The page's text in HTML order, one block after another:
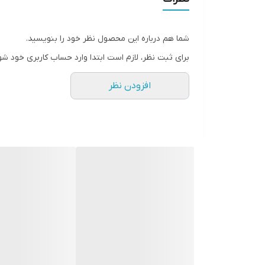
شما هم درباره این محصول نظر خود را بنویسید.
برای ثبت نظر، لازم است ابتدا وارد حساب کاربری خود
افزودن نظر